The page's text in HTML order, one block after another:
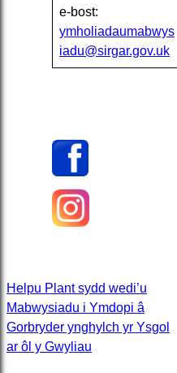
e-bost:
ymholiadaumabwys
iadu@sirgar.gov.uk
Post
navigation
Helpu Plant sydd wedi’u
Mabwysiadu i Ymdopi â
Gorbryder ynghylch yr Ysgol
ar ôl y Gwyliau